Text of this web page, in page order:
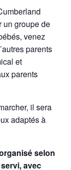
un groupe de
venez
parents
et
parents
il sera
adaptés à
selon
avec